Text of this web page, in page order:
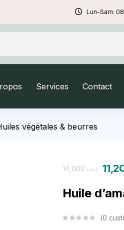
Lun-Sam:
Services Contact
végétales & beurres
د.ت14,000
Huile
0